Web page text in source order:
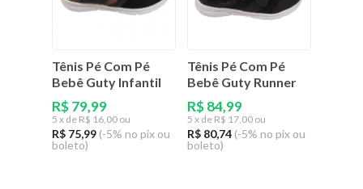
Tênis Pé Com Pé
Bebê Guty Infantil
R$ 79,99
5 x de R$ 16,00 ou
R$ 75,99 (-5% no pix ou
boleto)
Tênis Pé Com Pé
Bebê Guty Runner
R$ 84,99
5 x de R$ 17,00 ou
R$ 80,74 (-5% no pix ou
boleto)